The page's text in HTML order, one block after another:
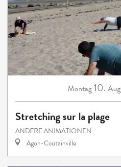
Montag 10. Aug
Stretching sur la plage
ANDERE ANIMATIONEN
Agon-Coutainville